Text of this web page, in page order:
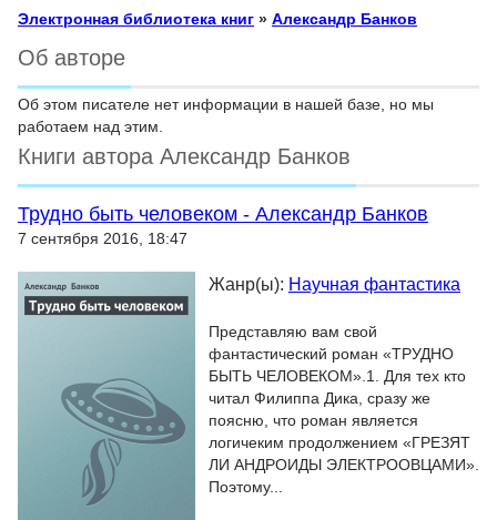
Электронная библиотека книг » Александр Банков
Об авторе
Об этом писателе нет информации в нашей базе, но мы
работаем над этим.
Книги автора Александр Банков
Трудно быть человеком - Александр Банков
7 сентября 2016, 18:47
Жанр(ы): Научная фантастика
Представляю вам свой
фантастический роман «ТРУДНО
БЫТЬ ЧЕЛОВЕКОМ».1. Для тех кто
читал Филиппа Дика, сразу же
поясню, что роман является
логичеким продолжением «ГРЕЗЯТ
ЛИ АНДРОИДЫ ЭЛЕКТРООВЦАМИ».
Поэтому...